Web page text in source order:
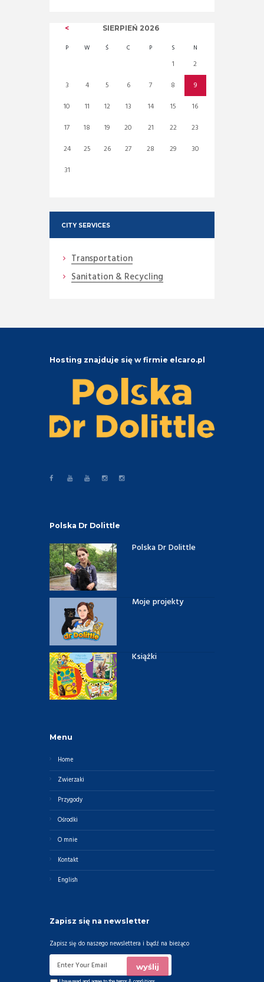
SIERPIEŃ 2026
P W Ś C P S N
1
2
3
4 5 6 7 8
9
10
11 12 13 14 15
16
17
18 19 20 21 22
23
24
25 26 27 28 29
30
31
CITY SERVICES
Transportation
Sanitation & Recycling
Hosting znajduje się w firmie elcaro.pl
Polska Dr Dolittle
Polska Dr Dolittle
Moje projekty
Książki
Menu
Home
Zwierzaki
Przygody
Ośrodki
O mnie
Kontakt
English
Zapisz się na newsletter
Zapisz się do naszego newslettera i bądź na bieżąco